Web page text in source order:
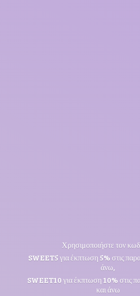
Χρησιμοποιήστε τον
SWEET5 για έκπτωση 5% στις
άνω,
SWEET10 για έκπτωση 10% στις
και άνω